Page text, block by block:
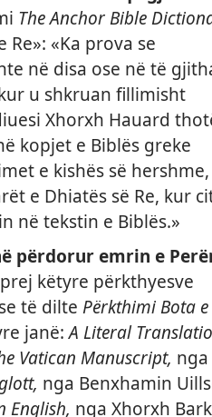
The Anchor Bible
«Ka prova se
në disa ose në të
u shkruan fillimisht
Xhorxh Hauard
kopjet e Biblës greke
e kishës së
e Dhiatës së Re, kur
në tekstin e Biblës.»
përdorur emrin e
këtyre përkthyesve
të dilte Përkthimi Bota e
janë:A Literal
Vatican Manuscript,
nga Benxhamin
English, nga Xhorxh